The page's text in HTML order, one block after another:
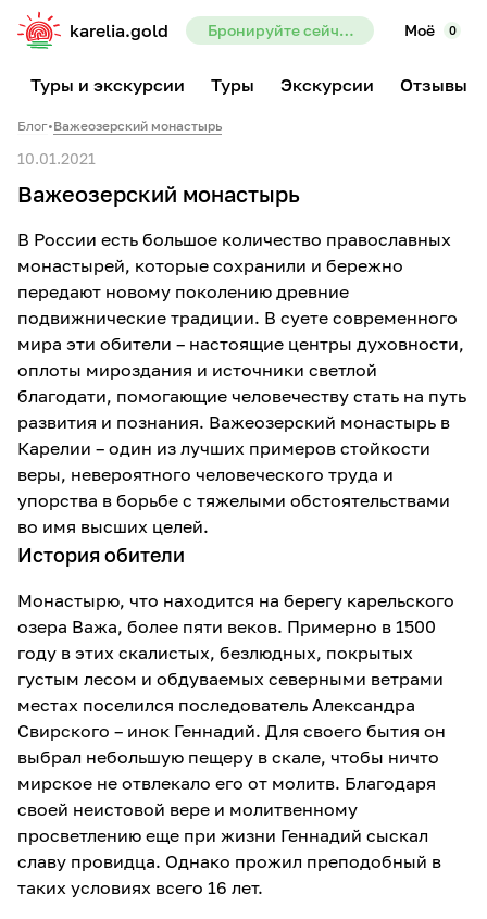
karelia.gold Бронируйте сейчас — предоплата всего 10% Моё 0
Туры и экскурсии Туры Экскурсии Отзывы
Блог•Важеозерский монастырь
10.01.2021
Важеозерский монастырь
В России есть большое количество православных
монастырей, которые сохранили и бережно
передают новому поколению древние
подвижнические традиции. В суете современного
мира эти обители – настоящие центры духовности,
оплоты мироздания и источники светлой
благодати, помогающие человечеству стать на путь
развития и познания. Важеозерский монастырь в
Карелии – один из лучших примеров стойкости
веры, невероятного человеческого труда и
упорства в борьбе с тяжелыми обстоятельствами
во имя высших целей.
История обители
Монастырю, что находится на берегу карельского
озера Важа, более пяти веков. Примерно в 1500
году в этих скалистых, безлюдных, покрытых
густым лесом и обдуваемых северными ветрами
местах поселился последователь Александра
Свирского – инок Геннадий. Для своего бытия он
выбрал небольшую пещеру в скале, чтобы ничто
мирское не отвлекало его от молитв. Благодаря
своей неистовой вере и молитвенному
просветлению еще при жизни Геннадий сыскал
славу провидца. Однако прожил преподобный в
таких условиях всего 16 лет.